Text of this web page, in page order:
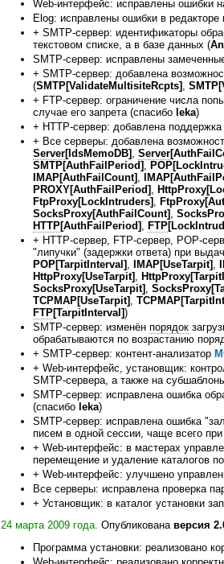
Web-интерфейс: исправлены ошибки
Elog: исправлены ошибки в редакторе
+ SMTP-сервер: идентификаторы
текстовом списке, а в базе данных (
SMTP-сервер: исправлены
+ SMTP-сервер: добавлена
(SMTP[ValidateMultisiteRcpts]
+ FTP-сервер: ограничение числа
случае его запрета (спасибо leka)
+ HTTP-сервер: добавлена
+ Все серверы: добавлена
Server[IdsMemoDB] Server
SMTP[AuthFailPeriod]
IMAP[AuthFailCount]
PROXY[AuthFailPeriod]
FtpProxy[LockIntruders]
SocksProxy[AuthFailCount]
HTTP[AuthFailPeriod] FTP
+ HTTP-сервер, FTP-сервер, POP-
"липучки" (задержки ответа) при
POP[TarpitInterval] IMAP[UseTarpit]
HttpProxy[UseTarpit]
SocksProxy[UseTarpit]
TCPMAP[UseTarpit]
FTP[TarpitInterval])
SMTP-сервер: изменён порядок
обрабатываются по возрастанию
+ SMTP-сервер: контент-анализатор
+ Web-интерфейс, установщик:
SMTP-сервера, а также на
SMTP-сервер: исправлена ошибка
(спасибо leka)
SMTP-сервер: исправлена ошибка
писем в одной сессии, чаще всего
+ Web-интерфейс: в мастерах
перемещение и удаление каталогов
+ Web-интерфейс: улучшено
Все серверы: исправлена проверка
+ Установщик: в каталог установки
24 марта 2009 года. Опубликована версия
Программа установки: реализовано